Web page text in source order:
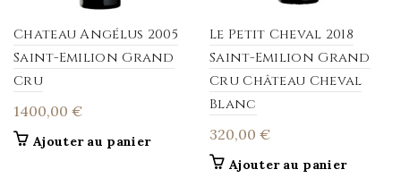
Chateau Angélus 2005
Saint-Emilion Grand
Cru
1400,00 €
Ajouter au panier
Le Petit Cheval 2018
Saint-Emilion Grand
Cru Château Cheval
Blanc
320,00 €
Ajouter au panier